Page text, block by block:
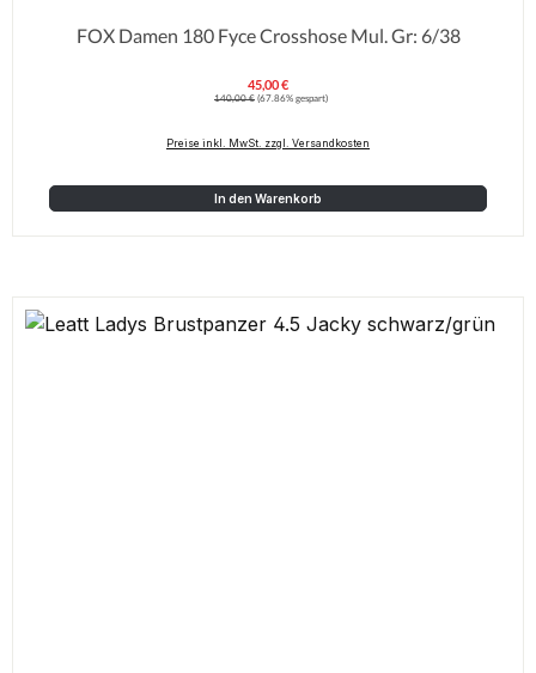
FOX Damen 180 Fyce Crosshose Mul. Gr: 6/38
Verkaufspreis:
45,00 €
Regulärer Preis:
140,00 € (67.86% gespart)
Preise inkl. MwSt. zzgl. Versandkosten
In den Warenkorb